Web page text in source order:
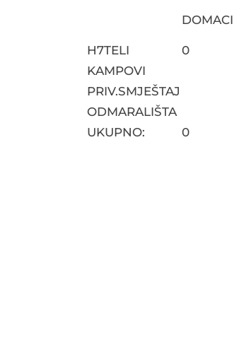
DOMACI
H7TELI
0
KAMPOVI
PRIV.SMJEŠTAJ
ODMARALIŠTA
UKUPNO:
0